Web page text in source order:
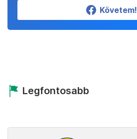
Követem!
Legfontosabb